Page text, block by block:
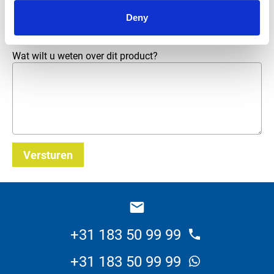
Deny
Wat wilt u weten over dit product?
Versturen
+31 183 50 99 99
+31 183 50 99 99